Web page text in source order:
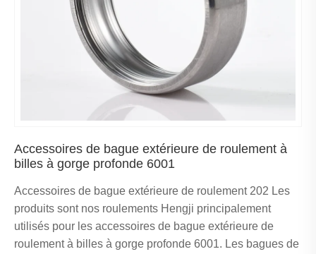
Accessoires de bague extérieure de roulement à
billes à gorge profonde 6001
Accessoires de bague extérieure de roulement 202 Les
produits sont nos roulements Hengji principalement
utilisés pour les accessoires de bague extérieure de
roulement à billes à gorge profonde 6001. Les bagues de